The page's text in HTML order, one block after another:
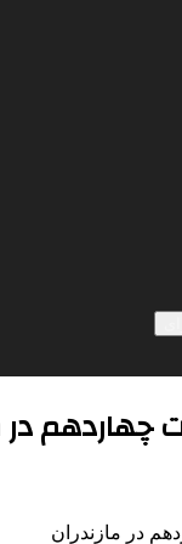
چهاردهم در